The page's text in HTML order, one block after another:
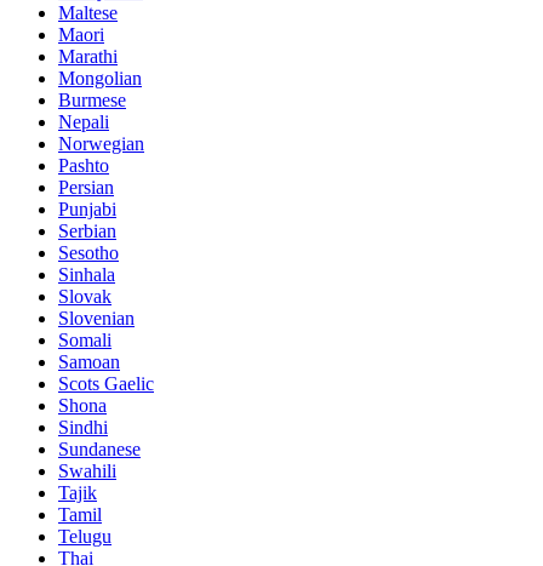
Maltese
Maori
Marathi
Mongolian
Burmese
Nepali
Norwegian
Pashto
Persian
Punjabi
Serbian
Sesotho
Sinhala
Slovak
Slovenian
Somali
Samoan
Scots Gaelic
Shona
Sindhi
Sundanese
Swahili
Tajik
Tamil
Telugu
Thai